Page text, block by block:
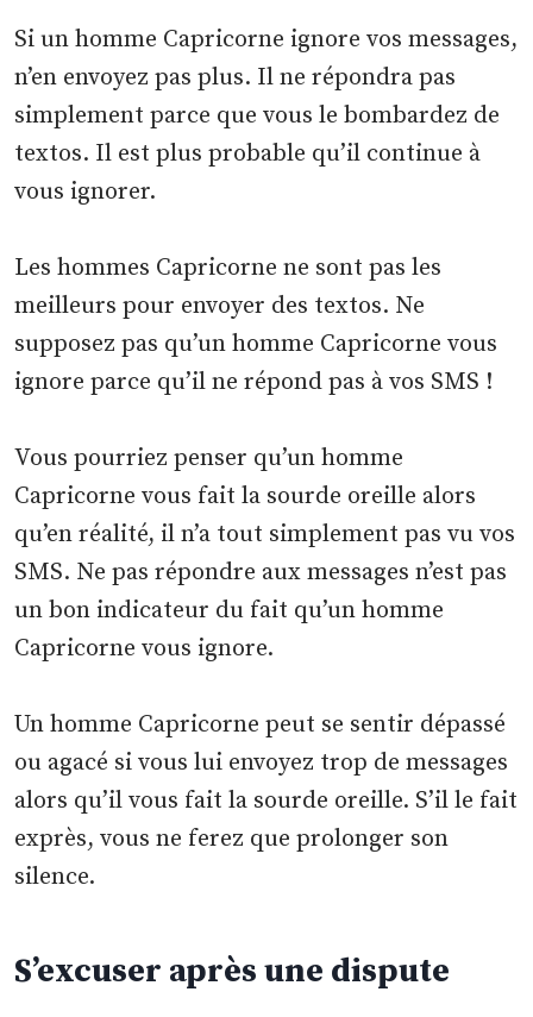
Si un homme Capricorne ignore vos messages,
n’en envoyez pas plus. Il ne répondra pas
simplement parce que vous le bombardez de
textos. Il est plus probable qu’il continue à
vous ignorer.
Les hommes Capricorne ne sont pas les
meilleurs pour envoyer des textos. Ne
supposez pas qu’un homme Capricorne vous
ignore parce qu’il ne répond pas à vos SMS !
Vous pourriez penser qu’un homme
Capricorne vous fait la sourde oreille alors
qu’en réalité, il n’a tout simplement pas vu vos
SMS. Ne pas répondre aux messages n’est pas
un bon indicateur du fait qu’un homme
Capricorne vous ignore.
Un homme Capricorne peut se sentir dépassé
ou agacé si vous lui envoyez trop de messages
alors qu’il vous fait la sourde oreille. S’il le fait
exprès, vous ne ferez que prolonger son
silence.
S’excuser après une dispute